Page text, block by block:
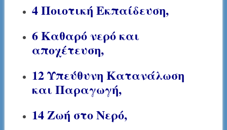
4 Ποιοτική Εκπαίδευση,
6 Καθαρό νερό και
αποχέτευση,
12 Υπεύθυνη Κατανάλωση
και Παραγωγή,
14 Ζωή στο Νερό,